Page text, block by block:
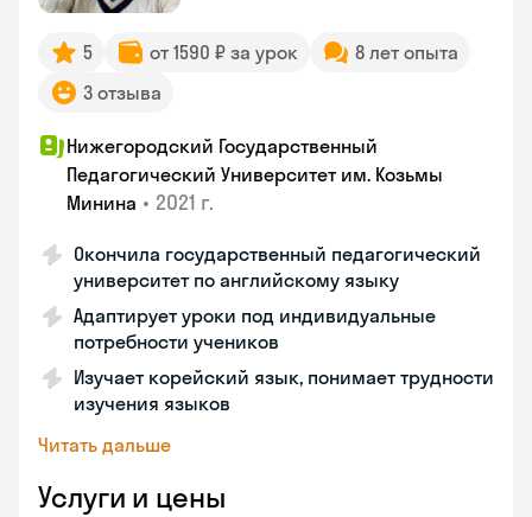
5 от 1590 ₽ за урок
8 лет опыта
3 отзыва
Нижегородский Государственный
Педагогический Университет им. Козьмы
Минина • 2021 г.
Окончила государственный педагогический
университет по английскому языку
Адаптирует уроки под индивидуальные
потребности учеников
Изучает корейский язык, понимает трудности
изучения языков
Читать дальше
Услуги и цены